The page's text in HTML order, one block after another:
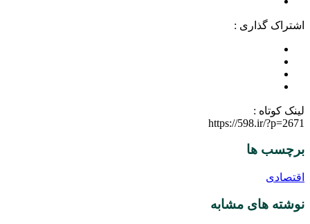
اشتراک گذاری :
لینک کوتاه :
https://598.ir/?p=2671
برچسب ها
اقتصادی
نوشته های مشابه